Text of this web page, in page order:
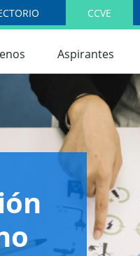
Aspirantes
CCVE